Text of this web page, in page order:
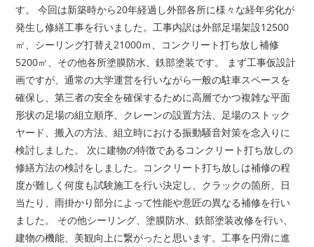
す。 今回は新築時から20年経過し外部各所に様々な経年劣化が
発生し修繕工事を行いました。工事内訳は外部足場架設12500
㎡、シーリング打替え21000ｍ、コンクリート打ち放し補修
5200㎡、その他各所塗膜防水、鉄部塗装です。 まず工事仮設計
画ですが、通常の大学運営を行いながら一般の駐車スペースを
確保し、第三者の安全を確保するために高層でかつ複雑な平面
形状の足場の組立順序、クレーンの設置方法、足場のストック
ヤード、搬入の方法、組立時における振動騒音対策を念入りに
検討しました。 次に建物の特徴であるコンクリート打ち放しの
修繕方法の検討をしました。コンクリート打ち放しは補修の程
度が難しく何度も試験施工を行い決定し、クラックの箇所、日
当たり、雨掛かり部分によって性能や意匠の異なる補修を行い
ました。 その他シーリング、塗膜防水、鉄部塗装改修を行い、
建物の機能、美観向上に繋がったと思います。工事を円滑に進